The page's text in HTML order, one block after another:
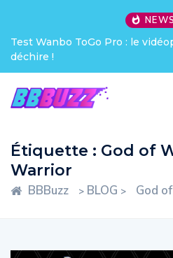
Test Wanbo ToGo Pro : le
déchire !
Étiquette : God of
Warrior
BBBuzz > BLOG > God